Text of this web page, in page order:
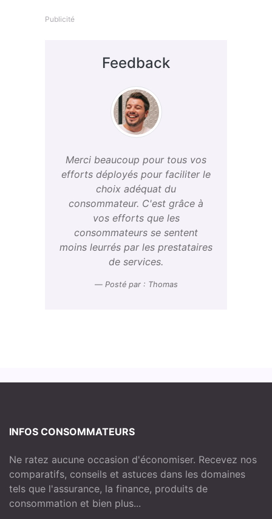
Publicité
Feedback
Merci beaucoup pour tous vos
efforts déployés pour faciliter le
choix adéquat du
consommateur. C'est grâce à
vos efforts que les
consommateurs se sentent
moins leurrés par les prestataires
de services.
Posté par : Thomas
INFOS CONSOMMATEURS
Ne ratez aucune occasion d'économiser. Recevez nos
comparatifs, conseils et astuces dans les domaines
tels que l'assurance, la finance, produits de
consommation et bien plus...